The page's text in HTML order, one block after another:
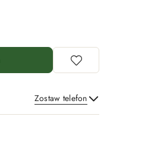
Zostaw telefon
Wyślij